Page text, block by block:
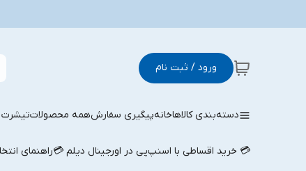
ورود / ثبت نام
دسته‌بندی کالاهاخانهپیگیری سفارشهمه محصولاتتیشرت
💳 خرید اقساطی با اسنپ‌پی در اورجینال دیلم 💳راهنمای